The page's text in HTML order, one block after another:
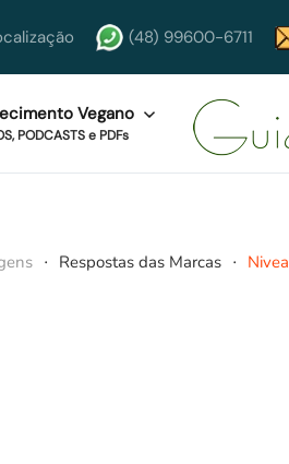
(48) 99600-6711
Vegano
PODCASTS e PDFs
Respostas das Marcas Nivea